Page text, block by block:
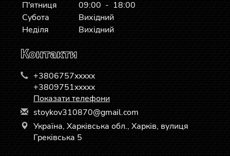
П'ятниця
09:00 - 18:00
Субота
Вихідний
Неділя
Вихідний
Контакти
+3806757xxxxx
+3809751xxxxx
Показати телефони
stoykov310870@gmail.com
Україна, Харківська обл., Харків, вулиця
Греківська 5